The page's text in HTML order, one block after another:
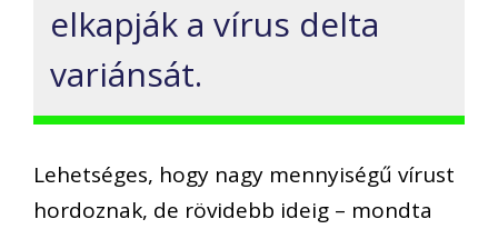
elkapják a vírus delta
variánsát.
Lehetséges, hogy nagy mennyiségű vírust
hordoznak, de rövidebb ideig – mondta